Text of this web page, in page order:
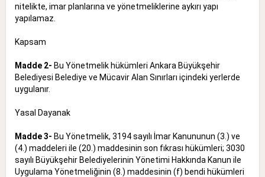
nitelikte, imar planlarına ve yönetmeliklerine aykırı yapı
yapılamaz.
Kapsam
Madde 2- Bu Yönetmelik hükümleri Ankara Büyükşehir
Belediyesi Belediye ve Mücavir Alan Sınırları içindeki yerlerde
uygulanır.
Yasal Dayanak
Madde 3- Bu Yönetmelik, 3194 sayılı İmar Kanununun (3.) ve
(4.) maddeleri ile (20.) maddesinin son fıkrası hükümleri; 3030
sayılı Büyükşehir Belediyelerinin Yönetimi Hakkında Kanun ile
Uygulama Yönetmeliğinin (8.) maddesinin (f) bendi hükümleri